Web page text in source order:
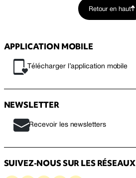
Retour en haut
APPLICATION MOBILE
Télécharger l’application mobile
NEWSLETTER
Recevoir les newsletters
SUIVEZ-NOUS SUR LES RÉSEAUX